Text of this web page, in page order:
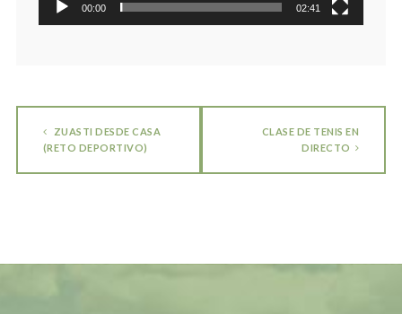
00:00 02:41
ZUASTI DESDE CASA
(RETO DEPORTIVO)
CLASE DE TENIS EN
DIRECTO